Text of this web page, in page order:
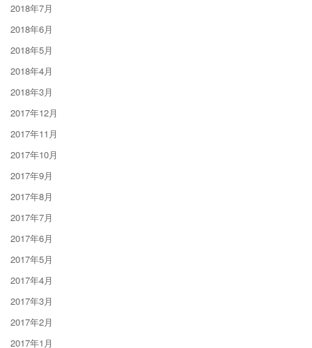
2018年7月
2018年6月
2018年5月
2018年4月
2018年3月
2017年12月
2017年11月
2017年10月
2017年9月
2017年8月
2017年7月
2017年6月
2017年5月
2017年4月
2017年3月
2017年2月
2017年1月